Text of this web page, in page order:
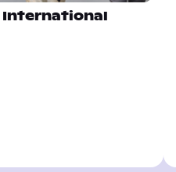
International